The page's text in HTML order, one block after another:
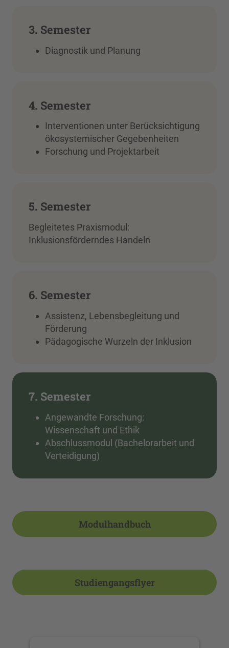
3. Semester
Diagnostik und Planung
4. Semester
Interventionen unter Berücksichtigung
ökosystemischer Gegebenheiten
Forschung und Projektarbeit
5. Semester
Begleitetes Praxismodul:
Inklusionsförderndes Handeln
6. Semester
Assistenz, Lebensbegleitung und
Förderung
Pädagogische Wurzeln der Inklusion
7. Semester
Angewandte Forschung:
Wissenschaft und Ethik
Abschlussmodul (Bachelorarbeit und
Verteidigung)
Modulhandbuch
Studiengangsflyer